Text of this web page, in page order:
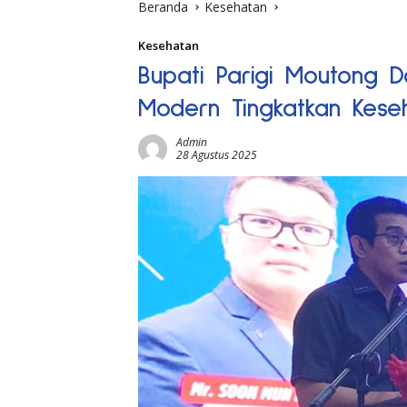
Beranda Kesehatan
Kesehatan
Bupati Parigi Moutong
Modern Tingkatkan
Admin
28 Agustus 2025